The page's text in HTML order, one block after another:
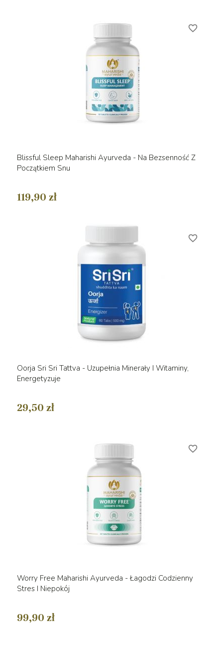
Blissful Sleep Maharishi Ayurveda - Na Bezsenność Z
Początkiem Snu
119,90 zł
favorite_border
Oorja Sri Sri Tattva - Uzupełnia Minerały I Witaminy,
Energetyzuje
29,50 zł
favorite_border
Worry Free Maharishi Ayurveda - Łagodzi Codzienny
Stres I Niepokój
99,90 zł
favorite_border